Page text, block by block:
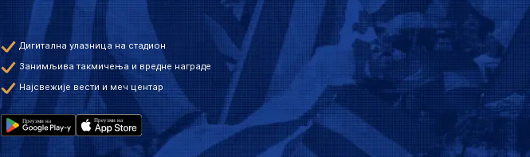
Дигитална улазница на стадион
Занимљива такмичења и вредне награде
Најсвежије вести и меч центар